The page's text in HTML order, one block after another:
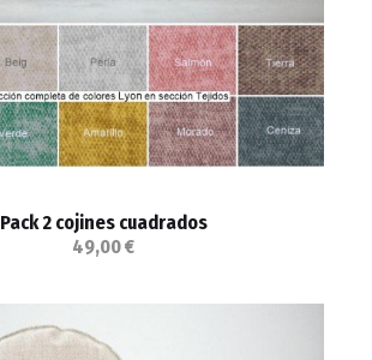
Pack 2 cojines cuadrados
49,00 €